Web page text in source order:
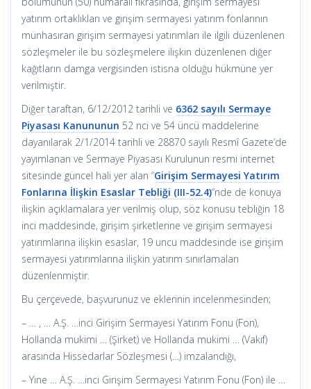
yatırım ortaklıkları ve girişim sermayesi yatırım fonlarının
münhasıran girişim sermayesi yatırımları ile ilgili düzenlenen
sözleşmeler ile bu sözleşmelere ilişkin düzenlenen diğer
kağıtların damga vergisinden istisna olduğu hükmüne yer
verilmiştir.
Diğer taraftan, 6/12/2012 tarihli ve 6362 sayılı Sermaye
Piyasası Kanununun 52 nci ve 54 üncü maddelerine
dayanılarak 2/1/2014 tarihli ve 28870 sayılı Resmî Gazete’de
yayımlanan ve Sermaye Piyasası Kurulunun resmi internet
sitesinde güncel hali yer alan “Girişim Sermayesi Yatırım
Fonlarına İlişkin Esaslar Tebliği (III-52.4)“nde de konuya
ilişkin açıklamalara yer verilmiş olup, söz konusu tebliğin 18
inci maddesinde, girişim şirketlerine ve girişim sermayesi
yatırımlarına ilişkin esaslar, 19 uncu maddesinde ise girişim
sermayesi yatırımlarına ilişkin yatırım sınırlamaları
düzenlenmiştir.
Bu çerçevede, başvurunuz ve eklerinin incelenmesinden;
– … , … A.Ş. …inci Girişim Sermayesi Yatırım Fonu (Fon),
Hollanda mukimi … (Şirket) ve Hollanda mukimi … (Vakıf)
arasında Hissedarlar Sözleşmesi (…) imzalandığı,
– Yine … A.Ş. …inci Girişim Sermayesi Yatırım Fonu (Fon) ile …